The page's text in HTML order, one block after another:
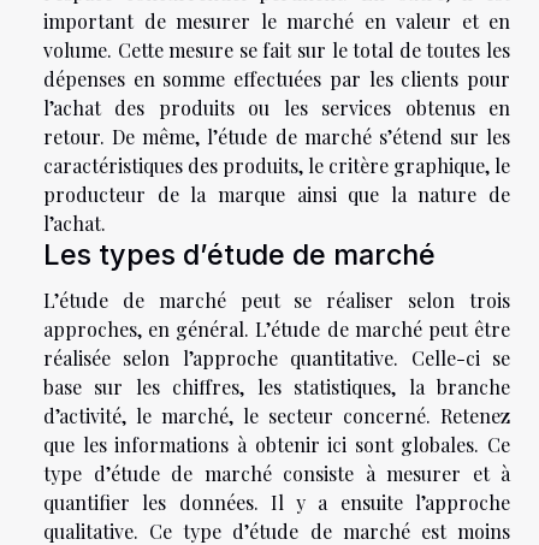
important de mesurer le marché en valeur et en
volume. Cette mesure se fait sur le total de toutes les
dépenses en somme effectuées par les clients pour
l’achat des produits ou les services obtenus en
retour. De même, l’étude de marché s’étend sur les
caractéristiques des produits, le critère graphique, le
producteur de la marque ainsi que la nature de
l’achat.
Les types d’étude de marché
L’étude de marché peut se réaliser selon trois
approches, en général. L’étude de marché peut être
réalisée selon l’approche quantitative. Celle-ci se
base sur les chiffres, les statistiques, la branche
d’activité, le marché, le secteur concerné. Retenez
que les informations à obtenir ici sont globales. Ce
type d’étude de marché consiste à mesurer et à
quantifier les données. Il y a ensuite l’approche
qualitative. Ce type d’étude de marché est moins